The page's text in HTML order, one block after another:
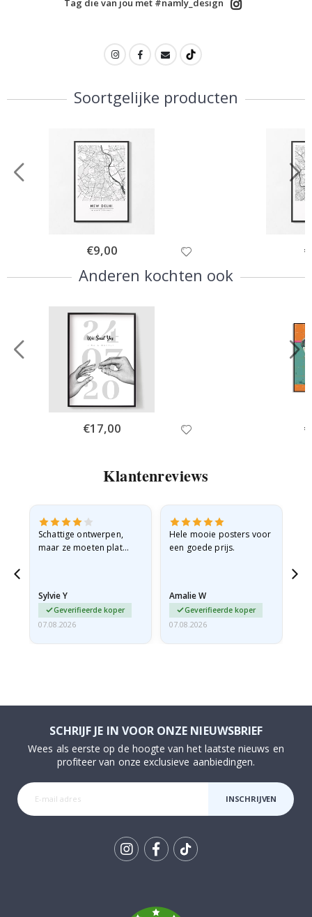
Tag die van jou met #namly_design
Soortgelijke producten
Special
Price
€9,00
Anderen kochten ook
Special
Price
€17,00
Klantenreviews
Schattige ontwerpen,
maar ze moeten plat
beetje…
Sylvie Y
Geverifieerde koper
07.08.2026
Hele mooie posters voor
een goede prijs.
Amalie W
Geverifieerde koper
07.08.2026
SCHRIJF JE IN VOOR ONZE NIEUWSBRIEF
Wees als eerste op de hoogte van het laatste nieuws en
profiteer van onze exclusieve aanbiedingen.
INSCHRIJVEN